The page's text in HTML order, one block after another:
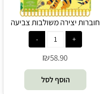
חוברות יצירה משולבות צביעה
והדבקות - ג'ונגל - Avenir
₪58.90
הוסף לסל